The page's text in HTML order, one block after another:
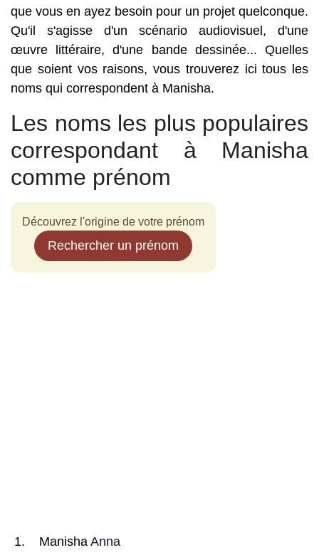
que vous en ayez besoin pour un projet quelconque.
Qu'il s'agisse d'un scénario audiovisuel, d'une
œuvre littéraire, d'une bande dessinée... Quelles
que soient vos raisons, vous trouverez ici tous les
noms qui correspondent à Manisha.
Les noms les plus populaires
correspondant à Manisha
comme prénom
Découvrez l'origine de votre prénom
Rechercher un prénom
Manisha Anna